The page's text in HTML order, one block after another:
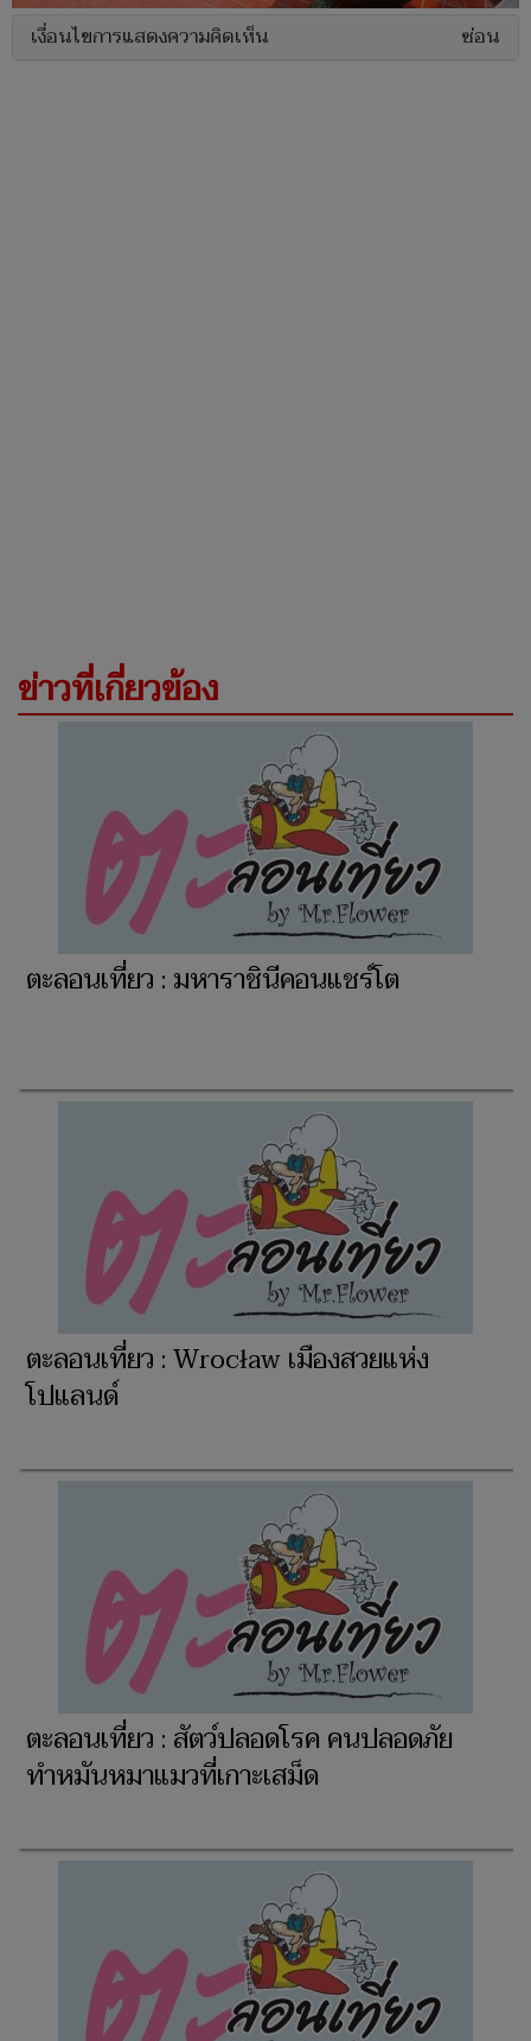
เงื่อนไขการแสดงความคิดเห็น ซ่อน
ข่าวที่เกี่ยวข้อง
ตะลอนเที่ยว : มหาราชินีคอนแชร์โต
ตะลอนเที่ยว : Wrocław เมืองสวยแห่ง
โปแลนด์
ตะลอนเที่ยว : สัตว์ปลอดโรค คนปลอดภัย
ทำหมันหมาแมวที่เกาะเสม็ด